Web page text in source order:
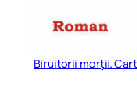
Biruitorii morții.